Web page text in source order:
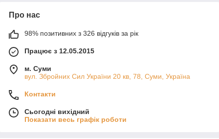
Про нас
98% позитивних з 326 відгуків за рік
Працює з 12.05.2015
м. Суми
вул. Збройних Сил України 20 кв, 78, Суми, Україна
Контакти
Сьогодні вихідний
Показати весь графік роботи